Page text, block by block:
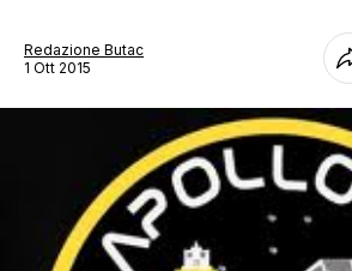
SCIENZA E TECNOLOGIA
SALUTE E MEDICINA
STORIA E CITAZIONI
Redazione Butac
1 Ott 2015